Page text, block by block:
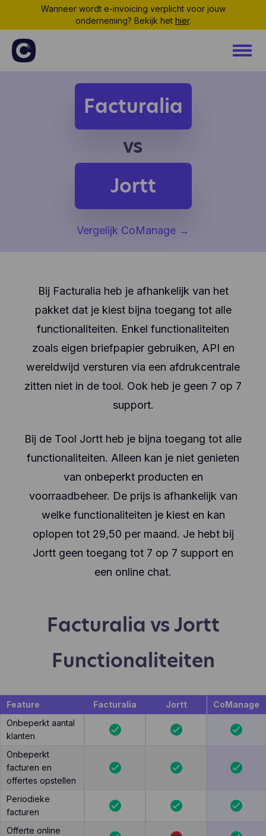
Wanneer wordt e-invoicing verplicht voor jouw
onderneming? Bekijk het hier.
Facturalia
vs
Jortt
Vergelijk CoManage →
Bij Facturalia heb je afhankelijk van het
pakket dat je kiest bijna toegang tot alle
functionaliteiten. Enkel functionaliteiten
zoals eigen briefpapier gebruiken, API en
wereldwijd versturen via een afdrukcentrale
zitten niet in de tool. Ook heb je geen 7 op 7
support.
Bij de Tool Jortt heb je bijna toegang tot alle
functionaliteiten. Alleen kan je niet genieten
van onbeperkt producten en
voorraadbeheer. De prijs is afhankelijk van
welke functionaliteiten je kiest en kan
oplopen tot 29,50 per maand. Je hebt bij
Jortt geen toegang tot 7 op 7 support en
een online chat.
Facturalia vs Jortt
Functionaliteiten
Feature Facturalia Jortt
CoManage
Onbeperkt aantal
klanten
Onbeperkt
facturen en
offertes opstellen
Periodieke
facturen
Offerte online